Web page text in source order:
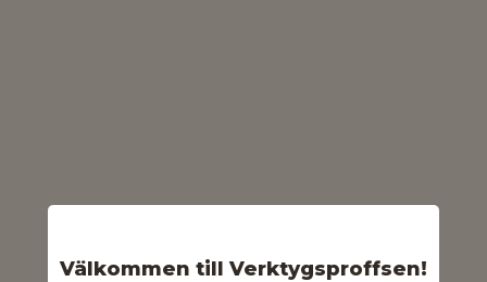
Välkommen till Verktygsproffsen!